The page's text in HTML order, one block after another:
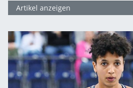
Artikel anzeigen